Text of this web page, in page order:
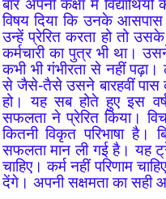
बार अपनी कक्षा में
विषय दिया कि उनके आसपास
उन्हें प्रेरित करता हो तो
कर्मचारी का पुत्र भी था।
कभी भी गंभीरता से नहीं पढ़ा।
से जैसे-तैसे उसने बारहवीं पास
हो। यह सब होते हुए इस
सफलता ने प्रेरित किया।
कितनी विकृत परिभाषा है।
सफलता मान ली गई है। यह
चाहिए। कर्म नहीं परिणाम
देंगे। अपनी सक्षमता का